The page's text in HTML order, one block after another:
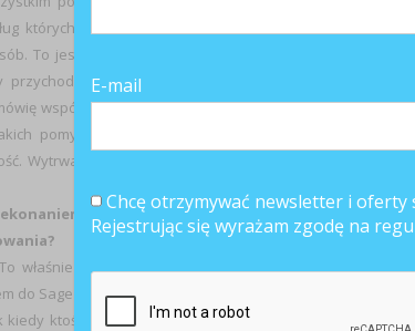
których należy współpracować. Jednak w momencie,
To jest jedna rzecz. Druga jest taka, że płaska
do mnie pracownik i mówi: słuchaj, mam
współpracownikom: pomyślcie o czymś odważnym,
pomysłów, które mogą wykraczać poza standard.
Wytrwałość, zaufanie, płaska struktura i kreatywność –
to jest mój szef, on mi będzie
właśnie zmiana zarządzania zespołem i nawiązanie
do Sage dwa i pół roku temu. Mamy fenomenalny wynik
ktoś mnie pyta, co było najtrudniejsze w rozwoju
E-mail
Chcę otrzymywać newsletter i oferty
Rejestrując się wyrażam zgodę na